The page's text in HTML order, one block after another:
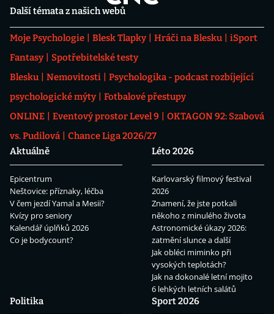
Další témata z našich webů
Moje Psychologie Blesk Tlapky Hráči na Blesku
iSport
Fantasy
Spotřebitelské testy
Blesku
Nemovitosti
Psychologika - podcast rozbíjející
psychologické mýty
Fotbalové přestupy
ONLINE
Eventový prostor Level 9
OKTAGON 92: Szabová
vs. Pudilová
Chance Liga 2026/27
Aktuálně
Epicentrum
Neštovice: příznaky, léčba
V čem jezdí Yamal a Mesii?
Kvízy pro seniory
Kalendář úplňků 2026
Co je bodycount?
Léto 2026
Karlovarský filmový festival
2026
Znamení, že jste potkali
někoho z minulého života
Astronomické úkazy 2026:
zatmění slunce a další
Jak obléci miminko při
vysokých teplotách?
Jak na dokonalé letní mojito
6 lehkých letních salátů
Politika
Sport 2026